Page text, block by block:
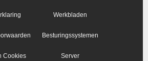
Cookies
Werkbladen
Besturingssystemen
Server